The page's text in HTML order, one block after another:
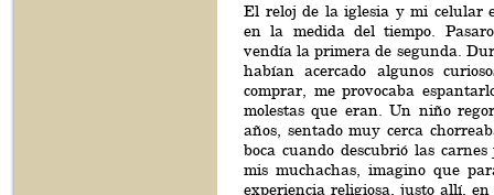
El reloj de la iglesia y mi celular
en la medida del tiempo.
vendía la primera de segunda.
habían acercado algunos
comprar, me provocaba
molestas que eran. Un niño
años, sentado muy cerca
boca cuando descubrió las
mis muchachas, imagino que
experiencia religiosa, justo allí,